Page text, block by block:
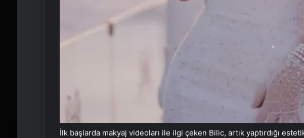
İlk başlarda makyaj videoları ile ilgi çeken Bilic, artık yaptırdığı